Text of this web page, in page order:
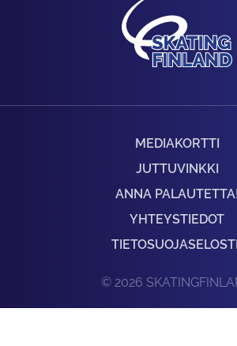
MEDIAKORTTI
JUTTUVINKKI
ANNA
YHTEYSTIEDOT
© 2026